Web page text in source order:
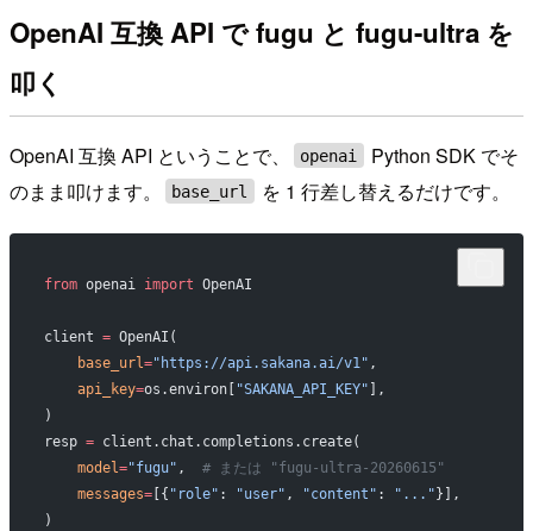
OpenAI 互換 API で fugu と fugu-ultra を
叩く
OpenAI 互換 API ということで、 openai
Python SDK でそ
のまま叩けます。
base_url を 1 行差し替えるだけです。
from openai import OpenAI
client = OpenAI(
    base_url
="https://api.sakana.ai/v1" ,
    api_key
=os.environ[ "SAKANA_API_KEY" ],
)
resp = client.chat.completions.create(
    model
="fugu" , # または "fugu-ultra-20260615"
    messages
=[{ "role" : "user" , "content" : "..." }],
)